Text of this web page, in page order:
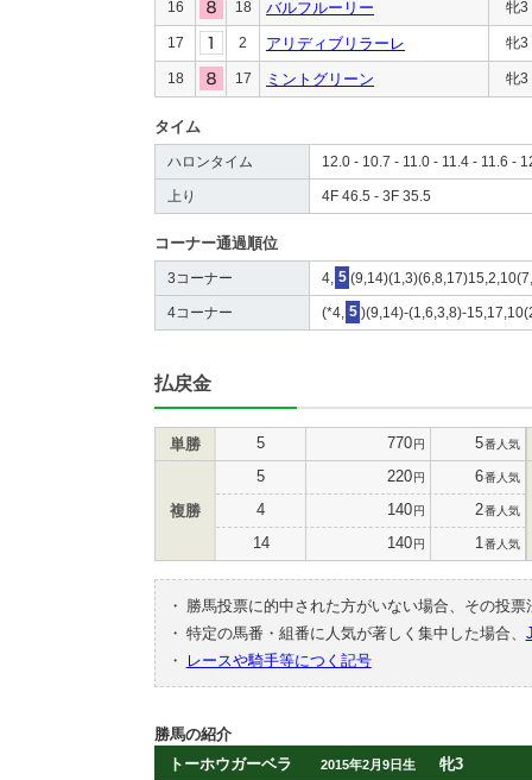
16 18 バルフルーリー 牝3
17 2 アリディブリラーレ 牝3
18 17 ミントグリーン 牝3
タイム
ハロンタイム 12.0 - 10.7 - 11.0 - 11.4 - 11.6 -
上り 4F 46.5 - 3F 35.5
コーナー通過順位
3コーナー 4, 5
4コーナー (*4, 5 )(9,14)-(1,6,3,8)-
払戻金
単勝 5 770円 5番人気
複勝
5 220円 6番人気
4 140円 2番人気
14 140円 1 番人気
・
勝馬投票に的中された方がいない場合、その投
・ 特定の馬番・組番に人気が著しく集中した場合、
・
レースや騎手等につく記号
勝馬の紹介
トーホウガーベラ
2015年2月9日生 牝3